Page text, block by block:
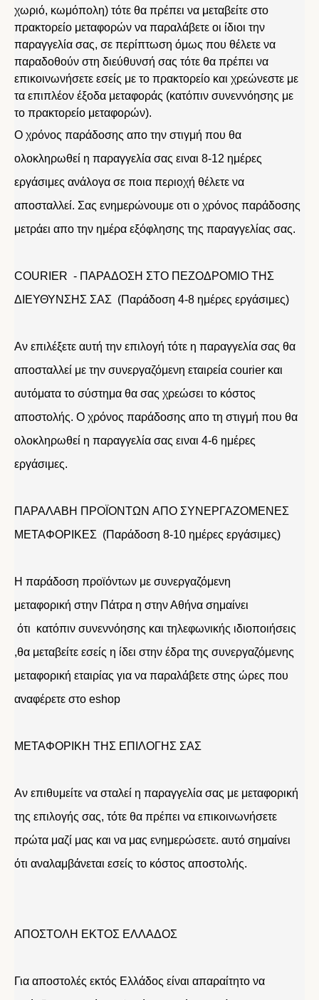
χωριό, κωμόπολη) τότε θα πρέπει να μεταβείτε στο
πρακτορείο μεταφορών να παραλάβετε οι ίδιοι την
παραγγελία σας, σε περίπτωση όμως που θέλετε να
παραδοθούν στη διεύθυνσή σας τότε θα πρέπει να
επικοινωνήσετε εσείς με το πρακτορείο και χρεώνεστε με
τα επιπλέον έξοδα μεταφοράς (κατόπιν συνεννόησης με
το πρακτορείο μεταφορών).
Ο χρόνος παράδοσης απο την στιγμή που θα
ολοκληρωθεί η παραγγελία σας ειναι 8-12 ημέρες
εργάσιμες ανάλογα σε ποια περιοχή θέλετε να
αποσταλλεί. Σας ενημερώνουμε οτι ο χρόνος παράδοσης
μετράει απο την ημέρα εξόφλησης της παραγγελίας σας.
COURIER - ΠΑΡΑΔΟΣΗ ΣΤΟ ΠΕΖΟΔΡΟΜΙΟ ΤΗΣ
ΔΙΕΥΘΥΝΣΗΣ ΣΑΣ (Παράδοση 4-8 ημέρες εργάσιμες)
Αν επιλέξετε αυτή την επιλογή τότε η παραγγελία σας θα
αποσταλλεί με την συνεργαζόμενη εταιρεία courier και
αυτόματα το σύστημα θα σας χρεώσει το κόστος
αποστολής. Ο χρόνος παράδοσης απο τη στιγμή που θα
ολοκληρωθεί η παραγγελία σας ειναι 4-6 ημέρες
εργάσιμες.
ΠΑΡΑΛΑΒΗ ΠΡΟΪΟΝΤΩΝ ΑΠΟ ΣΥΝΕΡΓΑΖΟΜΕΝΕΣ
ΜΕΤΑΦΟΡΙΚΕΣ (Παράδοση 8-10 ημέρες εργάσιμες)
Η παράδοση προϊόντων με συνεργαζόμενη
μεταφορική στην Πάτρα η στην Αθήνα σημαίνει
ότι κατόπιν συνεννόησης και τηλεφωνικής ιδιοποιήσεις
,θα μεταβείτε εσείς η ίδει στην έδρα της συνεργαζόμενης
μεταφορική εταιρίας για να παραλάβετε στης ώρες που
αναφέρετε στο eshop
ΜΕΤΑΦΟΡΙΚΗ ΤΗΣ ΕΠΙΛΟΓΗΣ ΣΑΣ
Αν επιθυμείτε να σταλεί η παραγγελία σας με μεταφορική
της επιλογής σας, τότε θα πρέπει να επικοινωνήσετε
πρώτα μαζί μας και να μας ενημερώσετε. αυτό σημαίνει
ότι αναλαμβάνεται εσείς το κόστος αποστολής.
ΑΠΟΣΤΟΛΗ ΕΚΤΟΣ ΕΛΛΑΔΟΣ
Για αποστολές εκτός Ελλάδος είναι απαραίτητο να